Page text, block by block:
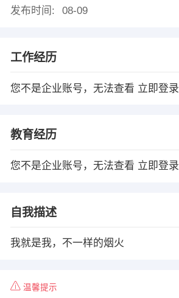
发布时间:
08-09
工作经历
您不是企业账号，无法查看 立即登录
教育经历
您不是企业账号，无法查看 立即登录
自我描述
我就是我，不一样的烟火
温馨提示